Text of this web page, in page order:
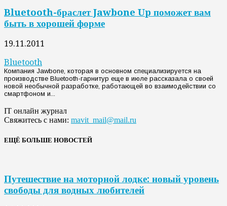
Bluetooth-браслет Jawbone Up поможет вам
быть в хорошей форме
19.11.2011
Bluetooth
Компания Jawbone, которая в основном специализируется на
производстве Bluetooth-гарнитур еще в июле рассказала о своей
новой необычной разработке, работающей во взаимодействии со
смартфоном и...
IT онлайн журнал
Свяжитесь с нами: mavit_mail@mail.ru
ЕЩЁ БОЛЬШЕ НОВОСТЕЙ
Путешествие на моторной лодке: новый уровень
свободы для водных любителей